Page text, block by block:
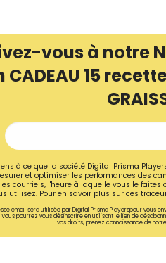
vous à notre
CADEAU 15
à ce que la société Digital Prisma
et optimiser les performances des
courriels, l'heure à laquelle vous le
utilisez. Pour en savoir plus sur ces
email sera utilisée par Digital Prisma Playerspour vous
Vous pourrez vous désinscrire en utilisant le lien de
vos droits, prenez connaissance de!